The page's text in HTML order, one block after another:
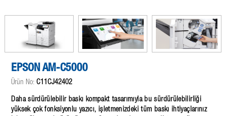
EPSON AM-C5000
Ürün No:C11CJ42402
Daha sürdürülebilir baskı kompakt tasarımıyla bu sürdürülebilirliği
yüksek çok fonksiyonlu yazıcı, işletmenizdeki tüm baskı ihtiyaçlarınız